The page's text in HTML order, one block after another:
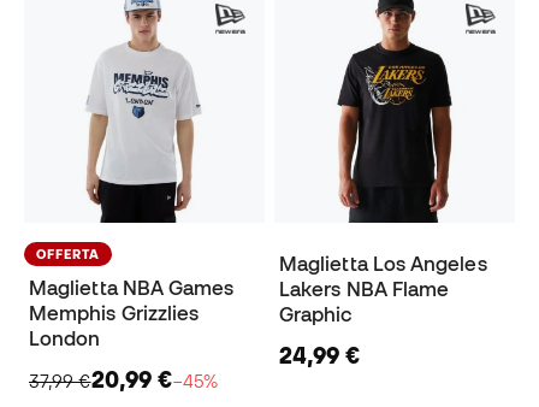
OFFERTA
Maglietta NBA Games
Memphis Grizzlies
London
37,99 €20,99 €−45%
Maglietta Los Angeles
Lakers NBA Flame
Graphic
24,99 €